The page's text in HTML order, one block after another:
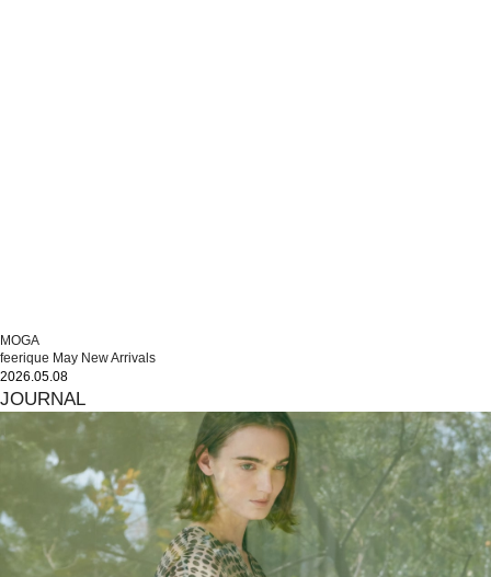
MOGA
feerique May New Arrivals
2026.05.08
JOURNAL